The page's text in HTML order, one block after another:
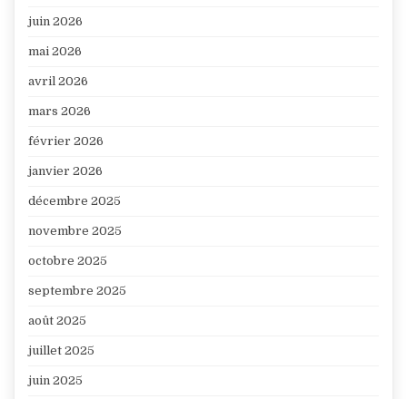
juin 2026
mai 2026
avril 2026
mars 2026
février 2026
janvier 2026
décembre 2025
novembre 2025
octobre 2025
septembre 2025
août 2025
juillet 2025
juin 2025